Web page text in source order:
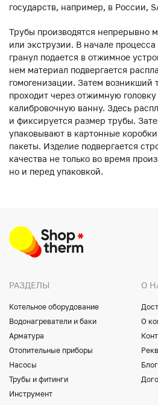
государств, например, в России,
Трубы производятся непрерывно
или экструзии. В начале
гранул подается в отжимное
нем материал подвергается
гомогенизации. Затем возникший
проходит через отжимную головку
калибровочную ванну. Здесь
и фиксируется размер трубы.
упаковывают в картонные
пакеты. Изделие подвергается
качества не только во время
но и перед упаковкой.
РАЗДЕЛЫ
Котельное оборудование
Водонагреватели и баки
Арматура
Отопительные приборы
Насосы
Трубы и фитинги
Инструмент
О
О
Блог